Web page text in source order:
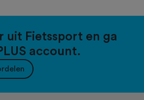
uit Fietssport en ga
account.